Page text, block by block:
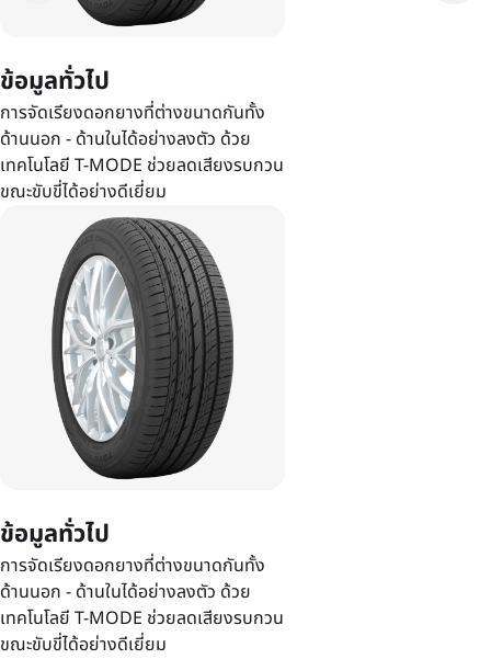
ข้อมูลทั่วไป
การจัดเรียงดอกยางที่ต่างขนาดกันทั้ง
ด้านนอก - ด้านในได้อย่างลงตัว ด้วย
เทคโนโลยี T-MODE ช่วยลดเสียงรบกวน
ขณะขับขี่ได้อย่างดีเยี่ยม
ข้อมูลทั่วไป
การจัดเรียงดอกยางที่ต่างขนาดกันทั้ง
ด้านนอก - ด้านในได้อย่างลงตัว ด้วย
เทคโนโลยี T-MODE ช่วยลดเสียงรบกวน
ขณะขับขี่ได้อย่างดีเยี่ยม